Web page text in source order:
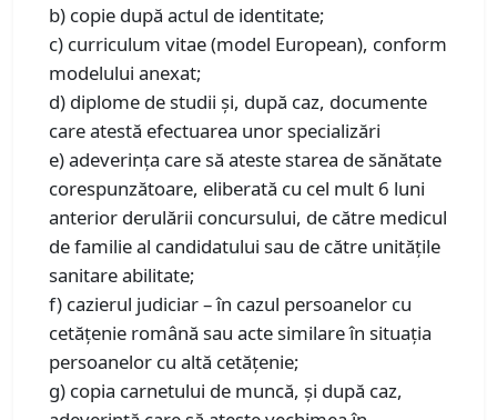
b) copie după actul de identitate;
c) curriculum vitae (model European), conform
modelului anexat;
d) diplome de studii şi, după caz, documente
care atestă efectuarea unor specializări
e) adeverinţa care să ateste starea de sănătate
corespunzătoare, eliberată cu cel mult 6 luni
anterior derulării concursului, de către medicul
de familie al candidatului sau de către unitățile
sanitare abilitate;
f) cazierul judiciar – în cazul persoanelor cu
cetăţenie română sau acte similare în situaţia
persoanelor cu altă cetăţenie;
g) copia carnetului de muncă, și după caz,